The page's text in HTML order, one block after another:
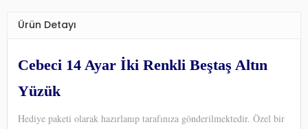
Ürün Detayı
Cebeci 14 Ayar İki Renkli Beştaş Altın
Yüzük
Hediye paketi olarak hazırlanıp tarafınıza gönderilmektedir. Özel bir